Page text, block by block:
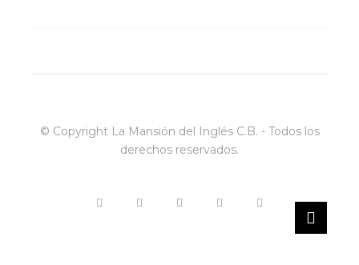
© Copyright La Mansión del Inglés C.B. - Todos los
derechos reservados.